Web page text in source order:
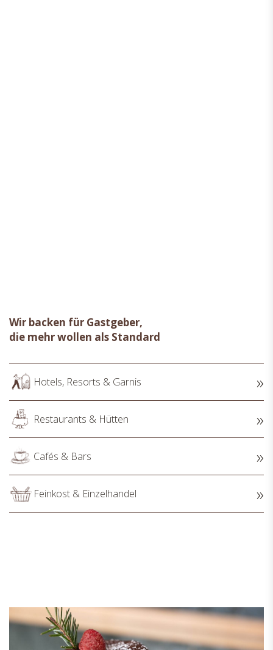
Wir backen für Gastgeber,
die mehr wollen als Standard
Hotels, Resorts & Garnis
Restaurants & Hütten
Cafés & Bars
Feinkost & Einzelhandel